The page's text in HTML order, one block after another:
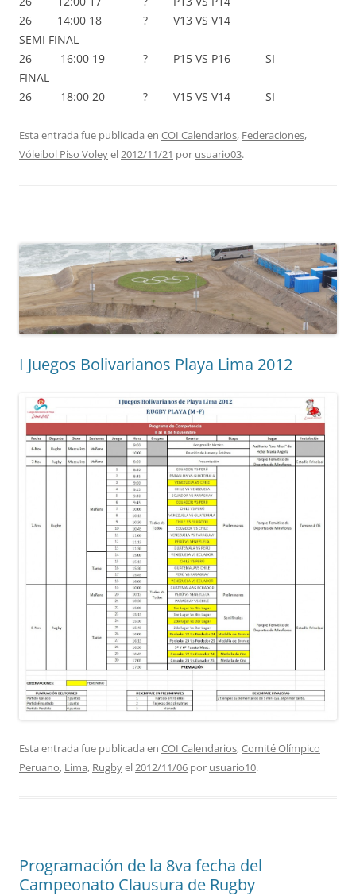
26 14:00 18 ? V13 VS V14
SEMI FINAL
26 16:00 19 ? P15 VS P16 SI
FINAL
26 18:00 20 ? V15 VS V14 SI
Esta entrada fue publicada en COI Calendarios, Federaciones,
Vóleibol Piso Voleyel2012/11/21 por usuario03.
I Juegos Bolivarianos Playa Lima 2012
Esta entrada fue publicada en COI Calendarios,Comité Olímpico
Peruano, Lima, Rugbyel2012/11/06 por usuario10.
Programación de la 8va fecha del
Campeonato Clausura de Rugby